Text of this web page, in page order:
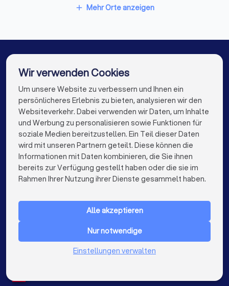
Elektriker in Berlin
Elektriker in Hamburg
Elektriker in Stuttgart
Elektriker in Dortmund
Elektriker in Essen
Elektriker in Bremen
Elektriker in Nürnberg
Elektriker in Dresden
Elektriker in Hannover
Elektriker in Leipzig
Elektriker in Duisburg
Elektriker in Bochum
Elektriker in Wuppertal
Elektriker in Münster
Elektriker in der Nähe
add Mehr Orte anzeigen
Die besten Elektriker für Sie
info@trustlocal.de
FÜR PRIVATPERSONEN
Niederlande
Wir verwenden Cookies
Um unsere Website zu verbessern und Ihnen ein
persönlicheres Erlebnis zu bieten, analysieren wir den
Websiteverkehr. Dabei verwenden wir Daten, um Inhalte
und Werbung zu personalisieren sowie Funktionen für
soziale Medien bereitzustellen. Ein Teil dieser Daten
wird mit unseren Partnern geteilt. Diese können die
Informationen mit Daten kombinieren, die Sie ihnen
bereits zur Verfügung gestellt haben oder die sie im
Rahmen Ihrer Nutzung ihrer Dienste gesammelt haben.
Alle akzeptieren
Nur notwendige
Einstellungen verwalten